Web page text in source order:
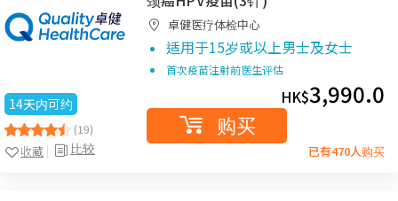
14天内可约
(19)
比较
收藏
卓健医疗体检中心
适用于15岁或以上男士及女士
首次疫苗注射前医生评估
HK$3,990.0
购买
已有470人购买